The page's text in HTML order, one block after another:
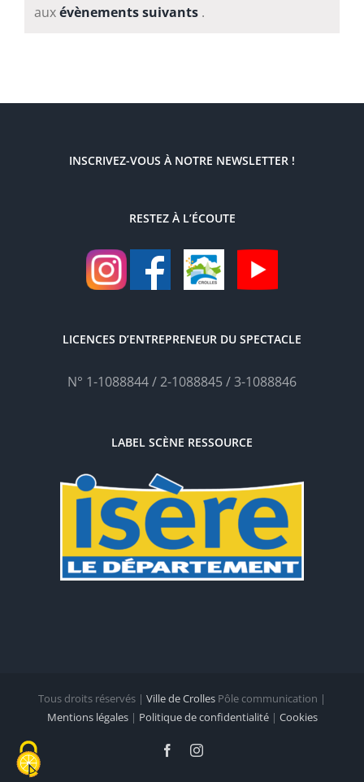
auxévènements suivants .
INSCRIVEZ-VOUS À NOTRE NEWSLETTER !
RESTEZ À L’ÉCOUTE
LICENCES D’ENTREPRENEUR DU SPECTACLE
N° 1-1088844 / 2-1088845 / 3-1088846
LABEL SCÈNE RESSOURCE
Tous droits réservés | Ville de Crolles Pôle communication |
Mentions légales| Politique de confidentialité| Cookies
FacebookInstagram